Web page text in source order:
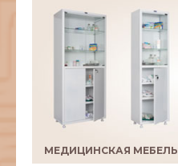
МЕДИЦИНСКАЯ МЕБЕЛЬ